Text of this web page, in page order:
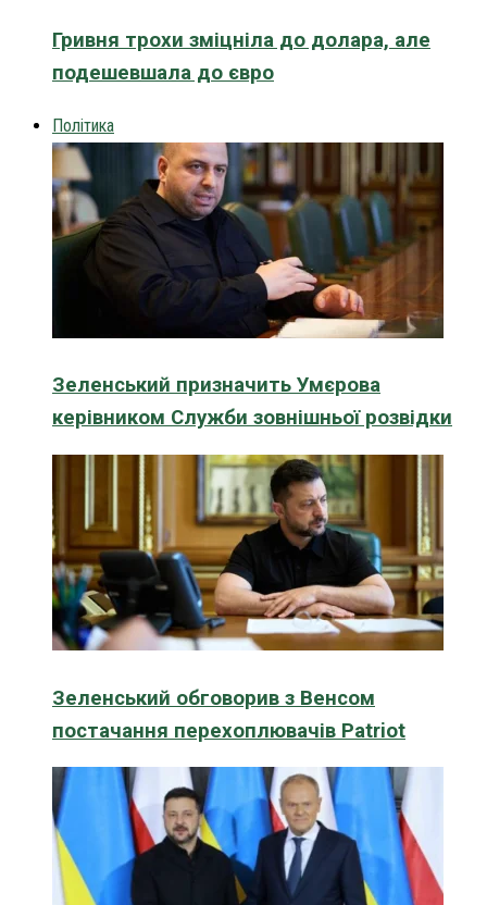
Гривня трохи зміцніла до долара, але
подешевшала до євро
Політика
Зеленський призначить Умєрова
керівником Служби зовнішньої розвідки
Зеленський обговорив з Венсом
постачання перехоплювачів Patriot